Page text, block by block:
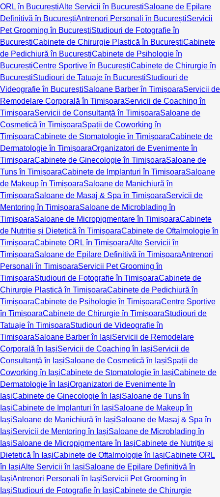
ORL în BucureștiAlte Servicii în BucureștiSaloane de Epilare
Definitivă în BucureștiAntrenori Personali în BucureștiServicii
Pet Grooming în BucureștiStudiouri de Fotografie în
BucureștiCabinete de Chirurgie Plastică în BucureștiCabinete
de Pedichiură în BucureștiCabinete de Psihologie în
BucureștiCentre Sportive în BucureștiCabinete de Chirurgie în
BucureștiStudiouri de Tatuaje în BucureștiStudiouri de
Videografie în BucureștiSaloane Barber în TimișoaraServicii de
Remodelare Corporală în TimișoaraServicii de Coaching în
TimișoaraServicii de Consultanță în TimișoaraSaloane de
Cosmetică în TimișoaraSpații de Coworking în
TimișoaraCabinete de Stomatologie în TimișoaraCabinete de
Dermatologie în TimișoaraOrganizatori de Evenimente în
TimișoaraCabinete de Ginecologie în TimișoaraSaloane de
Tuns în TimișoaraCabinete de Implanturi în TimișoaraSaloane
de Makeup în TimișoaraSaloane de Manichiură în
TimișoaraSaloane de Masaj & Spa în TimișoaraServicii de
Mentoring în TimișoaraSaloane de Microblading în
TimișoaraSaloane de Micropigmentare în TimișoaraCabinete
de Nutriție și Dietetică în TimișoaraCabinete de Oftalmologie în
TimișoaraCabinete ORL în TimișoaraAlte Servicii în
TimișoaraSaloane de Epilare Definitivă în TimișoaraAntrenori
Personali în TimișoaraServicii Pet Grooming în
TimișoaraStudiouri de Fotografie în TimișoaraCabinete de
Chirurgie Plastică în TimișoaraCabinete de Pedichiură în
TimișoaraCabinete de Psihologie în TimișoaraCentre Sportive
în TimișoaraCabinete de Chirurgie în TimișoaraStudiouri de
Tatuaje în TimișoaraStudiouri de Videografie în
TimișoaraSaloane Barber în IașiServicii de Remodelare
Corporală în IașiServicii de Coaching în IașiServicii de
Consultanță în IașiSaloane de Cosmetică în IașiSpații de
Coworking în IașiCabinete de Stomatologie în IașiCabinete de
Dermatologie în IașiOrganizatori de Evenimente în
IașiCabinete de Ginecologie în IașiSaloane de Tuns în
IașiCabinete de Implanturi în IașiSaloane de Makeup în
IașiSaloane de Manichiură în IașiSaloane de Masaj & Spa în
IașiServicii de Mentoring în IașiSaloane de Microblading în
IașiSaloane de Micropigmentare în IașiCabinete de Nutriție și
Dietetică în IașiCabinete de Oftalmologie în IașiCabinete ORL
în IașiAlte Servicii în IașiSaloane de Epilare Definitivă în
IașiAntrenori Personali în IașiServicii Pet Grooming în
IașiStudiouri de Fotografie în IașiCabinete de Chirurgie